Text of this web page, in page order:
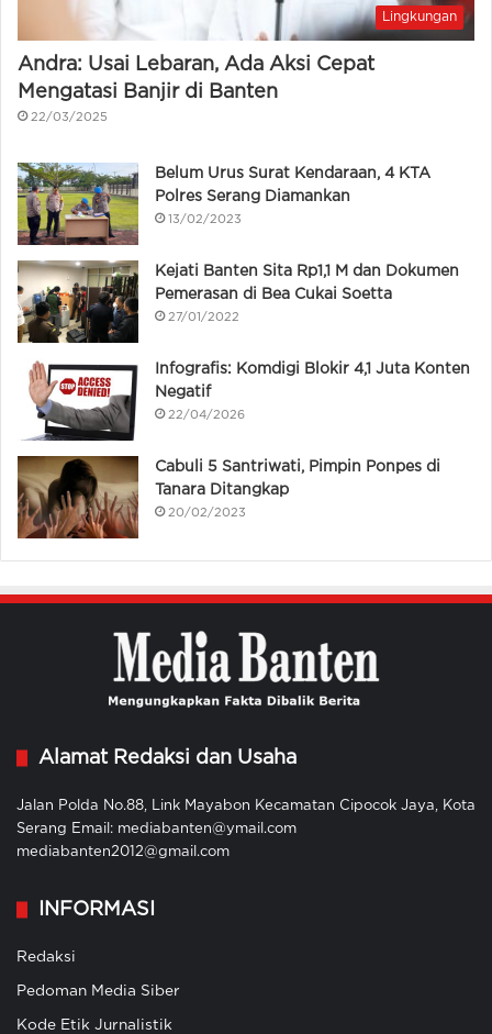
Lingkungan
Andra: Usai Lebaran, Ada Aksi Cepat
Mengatasi Banjir di Banten
22/03/2025
Belum Urus Surat Kendaraan, 4 KTA
Polres Serang Diamankan
13/02/2023
Kejati Banten Sita Rp1,1 M dan Dokumen
Pemerasan di Bea Cukai Soetta
27/01/2022
Infografis: Komdigi Blokir 4,1 Juta Konten
Negatif
22/04/2026
Cabuli 5 Santriwati, Pimpin Ponpes di
Tanara Ditangkap
20/02/2023
Alamat Redaksi dan Usaha
Jalan Polda No.88, Link Mayabon Kecamatan Cipocok Jaya, Kota
Serang Email: mediabanten@ymail.com
mediabanten2012@gmail.com
INFORMASI
Redaksi
Pedoman Media Siber
Kode Etik Jurnalistik